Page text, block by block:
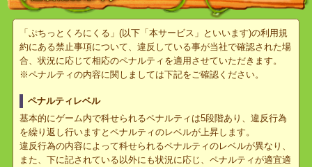
「ぷちっとくろにくる」(以下「本サービス」といいます)の利用規
約にある禁止事項について、違反している事が当社で確認された場
合、状況に応じて相応のペナルティを適用させていただきます。
※ペナルティの内容に関しましては下記をご確認ください。
ペナルティレベル
基本的にゲーム内で科せられるペナルティは5段階あり、違反行為
を繰り返し行いますとペナルティのレベルが上昇します。